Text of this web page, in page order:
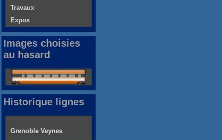
Travaux
Expos
Images choisies
au hasard
Historique lignes
Grenoble Veynes